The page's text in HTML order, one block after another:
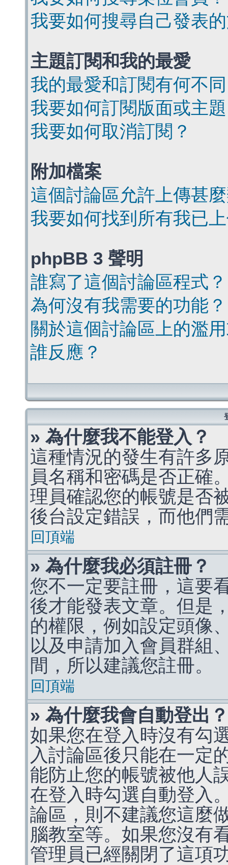
我要如何搜尋自己發表
主題訂閱和我的最愛
我的最愛和訂閱有何不
我要如何訂閱版面或主
我要如何取消訂閱？
附加檔案
這個討論區允許上傳甚
我要如何找到所有我已
phpBB 3 聲明
誰寫了這個討論區程式？
為何沒有我需要的功能？
關於這個討論區上的濫
誰反應？
» 為什麼我不能登入？
這種情況的發生有許多
員名稱和密碼是否正確
理員確認您的帳號是否
後台設定錯誤，而他們
回頂端
» 為什麼我必須註冊？
您不一定要註冊，這要
後才能發表文章。但是
的權限，例如設定頭像
以及申請加入會員群組
間，所以建議您註冊。
回頂端
» 為什麼我會自動登出？
如果您在登入時沒有勾
入討論區後只能在一定
能防止您的帳號被他人
在登入時勾選自動登入
論區，則不建議您這麼
腦教室等。如果您沒有
管理員已經關閉了這項